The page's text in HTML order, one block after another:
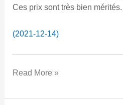
Ces prix sont très bien mérités.
(2021-12-14)
Read More »